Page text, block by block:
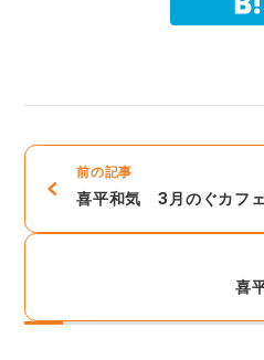
前の記事
喜平和気 3月のぐカフ
喜